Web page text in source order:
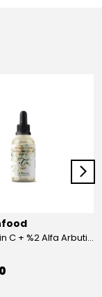
%10 Vitamin C + %2 Alfa Arbutin Serum